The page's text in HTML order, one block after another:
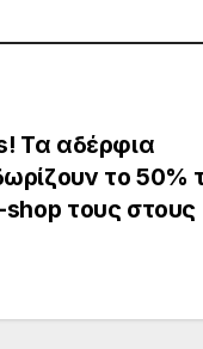
Τα αδέρφια
το 50%
τους στους